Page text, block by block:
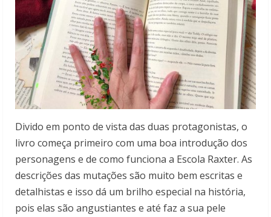
Divido em ponto de vista das duas protagonistas, o
livro começa primeiro com uma boa introdução dos
personagens e de como funciona a Escola Raxter. As
descrições das mutações são muito bem escritas e
detalhistas e isso dá um brilho especial na história,
pois elas são angustiantes e até faz a sua pele